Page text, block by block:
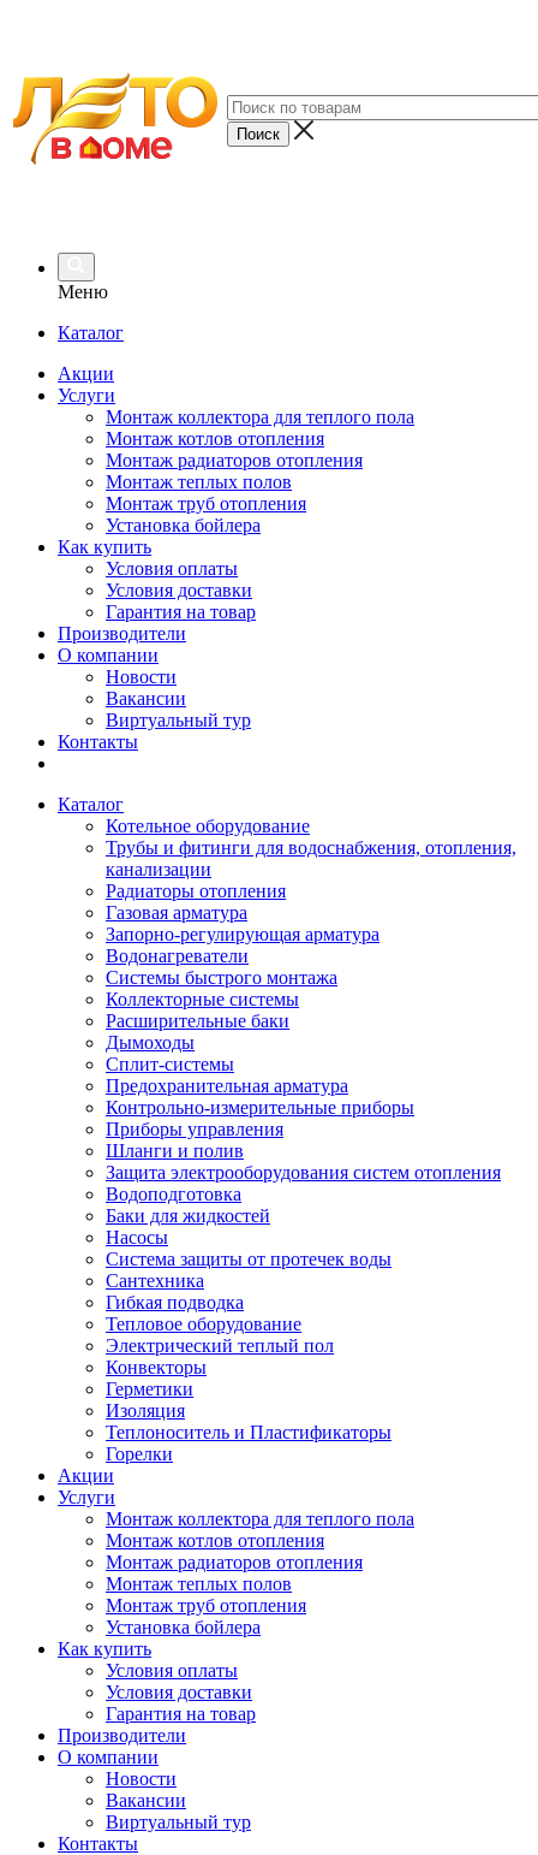
Меню
Каталог
Акции
Услуги
Монтаж коллектора для теплого пола
Монтаж котлов отопления
Монтаж радиаторов отопления
Монтаж теплых полов
Монтаж труб отопления
Установка бойлера
Как купить
Условия оплаты
Условия доставки
Гарантия на товар
Производители
О компании
Новости
Вакансии
Виртуальный тур
Контакты
Каталог
Котельное оборудование
Трубы и фитинги для водоснабжения, отопления,
канализации
Радиаторы отопления
Газовая арматура
Запорно-регулирующая арматура
Водонагреватели
Системы быстрого монтажа
Коллекторные системы
Расширительные баки
Дымоходы
Сплит-системы
Предохранительная арматура
Контрольно-измерительные приборы
Приборы управления
Шланги и полив
Защита электрооборудования систем отопления
Водоподготовка
Баки для жидкостей
Насосы
Система защиты от протечек воды
Сантехника
Гибкая подводка
Тепловое оборудование
Электрический теплый пол
Конвекторы
Герметики
Изоляция
Теплоноситель и Пластификаторы
Горелки
Акции
Услуги
Монтаж коллектора для теплого пола
Монтаж котлов отопления
Монтаж радиаторов отопления
Монтаж теплых полов
Монтаж труб отопления
Установка бойлера
Как купить
Условия оплаты
Условия доставки
Гарантия на товар
Производители
О компании
Новости
Вакансии
Виртуальный тур
Контакты